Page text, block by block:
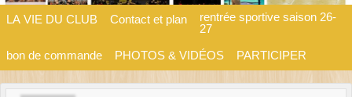
LA VIE DU CLUB Contact et plan
rentrée sportive saison 26-
27
bon de commande
PHOTOS & VIDÉOS PARTICIPER